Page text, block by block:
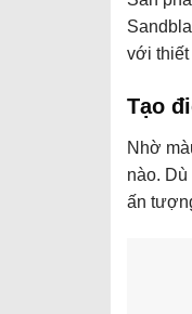
với thiết
Tạo
Nhờ
nào.
ấn